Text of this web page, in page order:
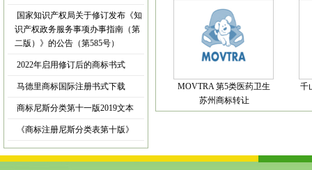
国家知识产权局关于修订发布《知
识产权政务服务事项办事指南（第
二版）》的公告（第585号）
2022年启用修订后的商标书式
马德里商标国际注册书式下载
商标尼斯分类第十一版2019文本
《商标注册尼斯分类表第十版》
MOVTRA 第5类医药卫生
苏州商标转让
千